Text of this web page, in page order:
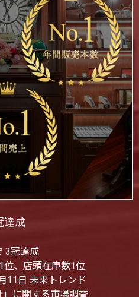
達成
3冠達成
位、店頭在庫数1位
11日 未来トレンド
に関する市場調査